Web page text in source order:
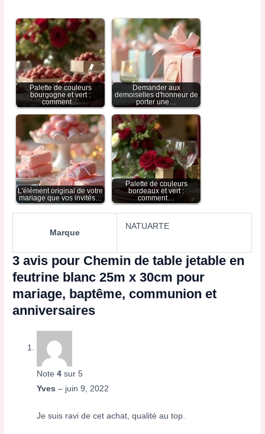
Palette de couleurs
bourgogne et vert :
comment…
Demander aux
demoiselles d'honneur de
porter une…
L'élément original de votre
mariage que vos invités…
Palette de couleurs
bordeaux et vert :
comment…
Marque
NATUARTE
3 avis pour Chemin de table jetable en
feutrine blanc 25m x 30cm pour
mariage, baptême, communion et
anniversaires
Note4 sur 5
Yves– juin 9, 2022
Je suis ravi de cet achat, qualité au top.